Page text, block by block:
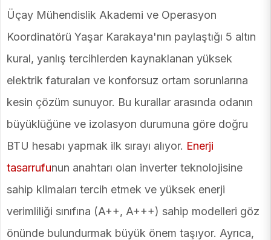
Üçay Mühendislik Akademi ve Operasyon
Koordinatörü Yaşar Karakaya'nın paylaştığı 5 altın
kural, yanlış tercihlerden kaynaklanan yüksek
elektrik faturaları ve konforsuz ortam sorunlarına
kesin çözüm sunuyor. Bu kurallar arasında odanın
büyüklüğüne ve izolasyon durumuna göre doğru
BTU hesabı yapmak ilk sırayı alıyor. Enerji
tasarrufunun anahtarı olan inverter teknolojisine
sahip klimaları tercih etmek ve yüksek enerji
verimliliği sınıfına (A++, A+++) sahip modelleri göz
önünde bulundurmak büyük önem taşıyor. Ayrıca,